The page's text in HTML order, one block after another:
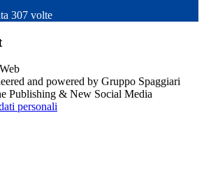
307 volte
and powered by Gruppo Spaggiari
Publishing & New Social Media
personali